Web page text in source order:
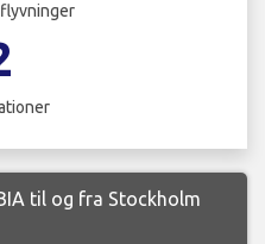
til og fra Stockholm